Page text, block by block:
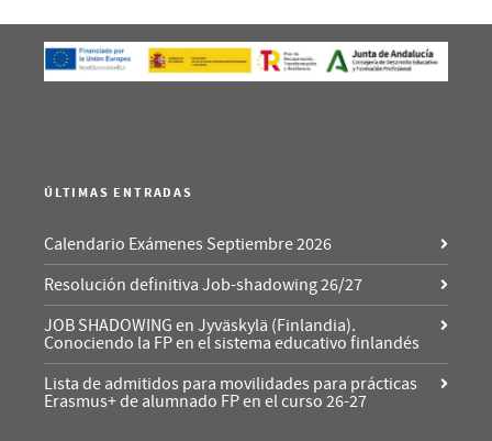
ÚLTIMAS ENTRADAS
Calendario Exámenes Septiembre 2026
Resolución definitiva Job-shadowing 26/27
JOB SHADOWING en Jyväskylä (Finlandia).
Conociendo la FP en el sistema educativo finlandés
Lista de admitidos para movilidades para prácticas
Erasmus+ de alumnado FP en el curso 26-27